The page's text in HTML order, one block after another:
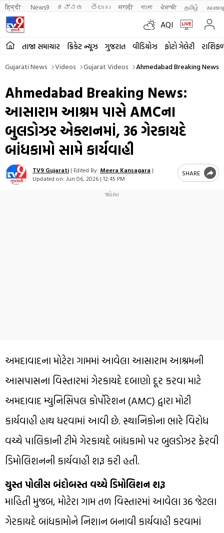
हिन्दी News9 ಕನ್ನಡ తెలుగు मराठी বাংলা ਪੰਜਾਬੀ தமிழ்
AQI
તાજા સમાચાર ક્રિકેટ ન્યૂઝ ગુજરાત વીડિયોઝ ફોટો ગેલેરી
Gujarati News Videos Gujarat Videos Ahmedabad Breaking News
Ahmedabad Breaking News:
આસારામ આશ્રમ પાસે AMCના
બુલડોઝર એક્શનમાં, 36 ગેરકાયદે
બાંધકામો સામે કાર્યવાહી
TV9 Gujarati | Edited By: Meera Kansagara |
Updated on: Jun 06, 2026 | 12:45 PM
SHARE
અમદાવાદના મોટેરા ગામમાં આવેલા આસારામ આશ્રમની
આસપાસના વિસ્તારમાં ગેરકાયદે દબાણો દૂર કરવા માટે
અમદાવાદ મ્યુનિસિપલ કોર્પોરેશન (AMC) દ્વારા મોટી
કાર્યવાહી હાથ ધરવામાં આવી છે. સ્થાનિકોના ભારે વિરોધ
વચ્ચે પાલિકાની ટીમે ગેરકાયદે બાંધકામો પર બુલડોઝર ફેરવી
ડિમોલિશનની કાર્યવાહી શરૂ કરી હતી.
ચુસ્ત પોલીસ બંદોબસ્ત વચ્ચે ડિમોલિશન શરૂ
માહિતી મુજબ, મોટેરા ગામ તળ વિસ્તારમાં આવેલા 36 જેટલા
ગેરકાયદે બાંધકામોને નિશાન બનાવી કાર્યવાહી કરવામાં